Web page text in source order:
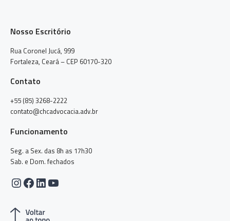
Nosso Escritório
Rua Coronel Jucá, 999
Fortaleza, Ceará – CEP 60170-320
Contato
+55 (85) 3268-2222
contato@chcadvocacia.adv.br
Funcionamento
Seg. a Sex. das 8h as 17h30
Sab. e Dom. fechados
Instagram
Facebook
LinkedIn
Youtube